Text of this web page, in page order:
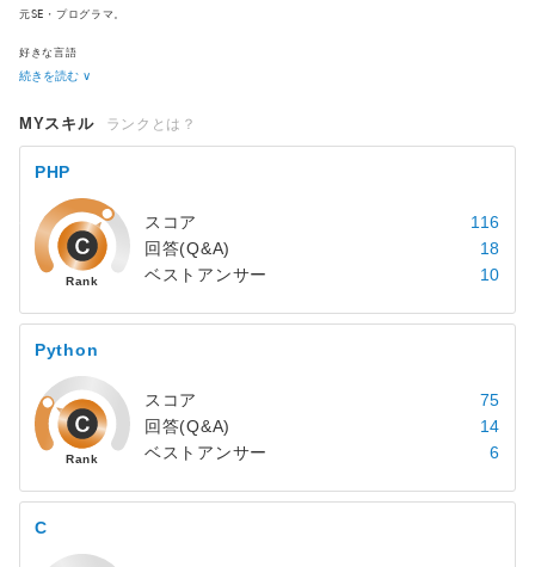
元SE・プログラマ。
好きな言語
php, Java, Javascript, python, SQL
続きを読む ∨
MYスキル ランクとは？
PHP
スコア
116
回答(Q&A)
18
ベストアンサー
10
Python
スコア
75
回答(Q&A)
14
ベストアンサー
6
C